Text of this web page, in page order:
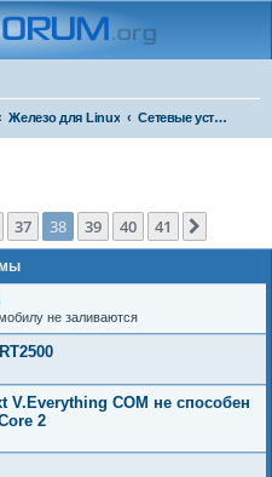
Железо для Linux Сетевые устройства
41
37 38 39 40 41
не заливаются
V.Everything СОМ не способен
2